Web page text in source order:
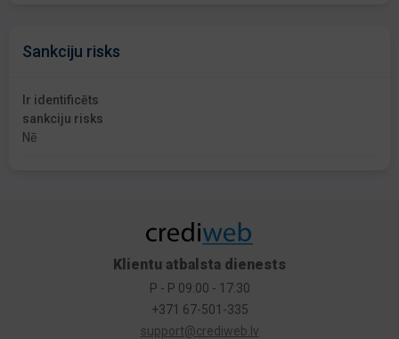
Sankciju risks
Ir identificēts
sankciju risks
Nē
Klientu atbalsta dienests
P - P 09:00 - 17:30
+371 67-501-335
support@crediweb.lv